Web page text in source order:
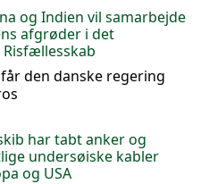
og Indien vil samarbejde
afgrøder i det
den danske regering
har tabt anker og
undersøiske kabler
og USA